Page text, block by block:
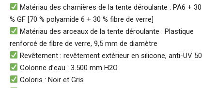
Matériau des charnières de la tente déroulante : PA6 + 30
% GF [70 % polyamide 6 + 30 % fibre de verre]
Matériau des arceaux de la tente déroulante : Plastique
renforcé de fibre de verre, 9,5 mm de diamètre
Revêtement : revêtement extérieur en silicone, anti-UV 50
Colonne d’eau : 3.500 mm H2O
Coloris : Noir et Gris